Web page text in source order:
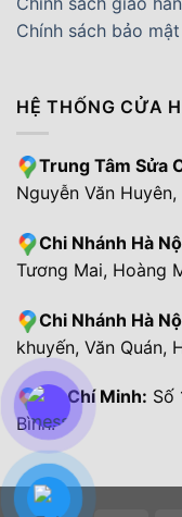
Chính sách bảo mật
HỆ THỐNG CỬA
Trung Tâm Sửa
Nguyễn Văn
Chi Nhánh Hà
Tương Mai, Hoàng
Chi Nhánh Hà
khuyến, Văn Quán,
Hồ Chí Minh: Số
Bình.